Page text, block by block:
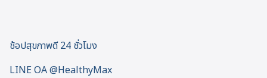
ช้อปสุขภาพดี 24 ชั่วโมง
LINE OA @HealthyMax